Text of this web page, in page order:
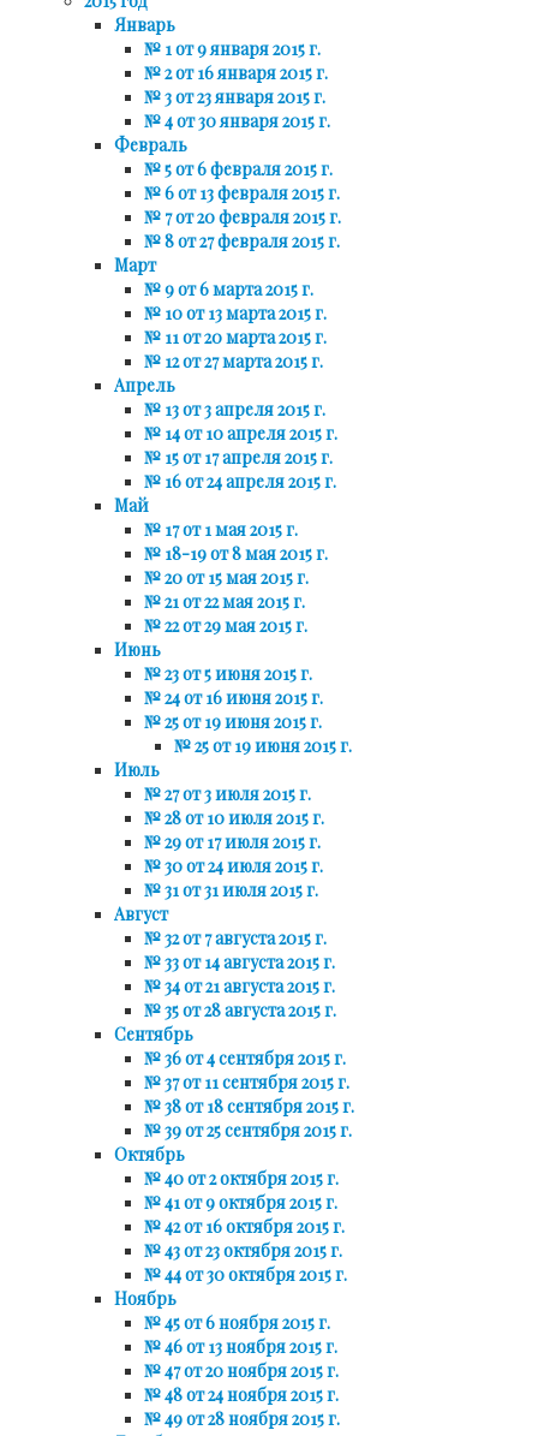
Январь
№ 1 от 9 января 2015 г.
№ 2 от 16 января 2015 г.
№ 3 от 23 января 2015 г.
№ 4 от 30 января 2015 г.
Февраль
№ 5 от 6 февраля 2015 г.
№ 6 от 13 февраля 2015 г.
№ 7 от 20 февраля 2015 г.
№ 8 от 27 февраля 2015 г.
Март
№ 9 от 6 марта 2015 г.
№ 10 от 13 марта 2015 г.
№ 11 от 20 марта 2015 г.
№ 12 от 27 марта 2015 г.
Апрель
№ 13 от 3 апреля 2015 г.
№ 14 от 10 апреля 2015 г.
№ 15 от 17 апреля 2015 г.
№ 16 от 24 апреля 2015 г.
Май
№ 17 от 1 мая 2015 г.
№ 18-19 от 8 мая 2015 г.
№ 20 от 15 мая 2015 г.
№ 21 от 22 мая 2015 г.
№ 22 от 29 мая 2015 г.
Июнь
№ 23 от 5 июня 2015 г.
№ 24 от 16 июня 2015 г.
№ 25 от 19 июня 2015 г.
№ 25 от 19 июня 2015 г.
Июль
№ 27 от 3 июля 2015 г.
№ 28 от 10 июля 2015 г.
№ 29 от 17 июля 2015 г.
№ 30 от 24 июля 2015 г.
№ 31 от 31 июля 2015 г.
Август
№ 32 от 7 августа 2015 г.
№ 33 от 14 августа 2015 г.
№ 34 от 21 августа 2015 г.
№ 35 от 28 августа 2015 г.
Сентябрь
№ 36 от 4 сентября 2015 г.
№ 37 от 11 сентября 2015 г.
№ 38 от 18 сентября 2015 г.
№ 39 от 25 сентября 2015 г.
Октябрь
№ 40 от 2 октября 2015 г.
№ 41 от 9 октября 2015 г.
№ 42 от 16 октября 2015 г.
№ 43 от 23 октября 2015 г.
№ 44 от 30 октября 2015 г.
Ноябрь
№ 45 от 6 ноября 2015 г.
№ 46 от 13 ноября 2015 г.
№ 47 от 20 ноября 2015 г.
№ 48 от 24 ноября 2015 г.
№ 49 от 28 ноября 2015 г.